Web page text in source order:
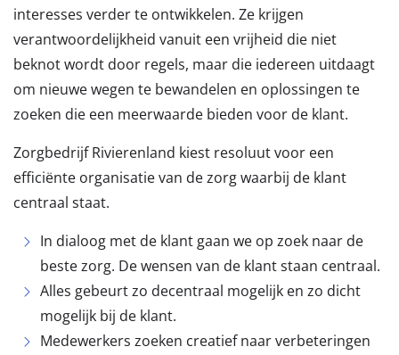
interesses verder te ontwikkelen. Ze krijgen
verantwoordelijkheid vanuit een vrijheid die niet
beknot wordt door regels, maar die iedereen uitdaagt
om nieuwe wegen te bewandelen en oplossingen te
zoeken die een meerwaarde bieden voor de klant.
Zorgbedrijf Rivierenland kiest resoluut voor een
efficiënte organisatie van de zorg waarbij de klant
centraal staat.
In dialoog met de klant gaan we op zoek naar de
beste zorg. De wensen van de klant staan centraal.
Alles gebeurt zo decentraal mogelijk en zo dicht
mogelijk bij de klant.
Medewerkers zoeken creatief naar verbeteringen